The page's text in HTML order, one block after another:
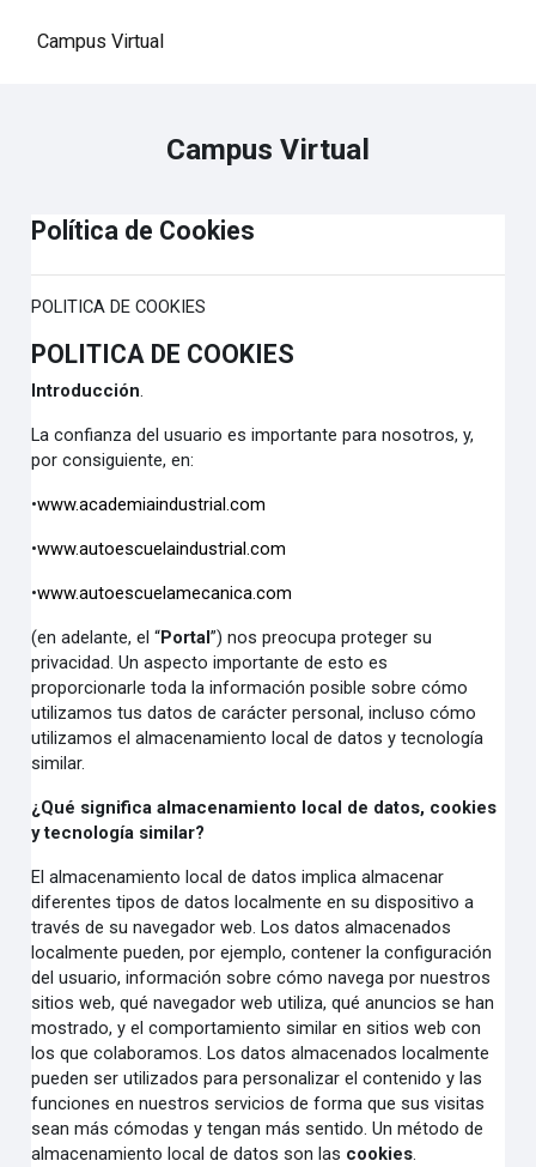
Campus Virtual
Campus Virtual
Política de Cookies
POLITICA DE COOKIES
POLITICA DE COOKIES
Introducción.
La confianza del usuario es importante para nosotros, y,
por consiguiente, en:
•www.academiaindustrial.com
•www.autoescuelaindustrial.com
•www.autoescuelamecanica.com
(en adelante, el “Portal”) nos preocupa proteger su
privacidad. Un aspecto importante de esto es
proporcionarle toda la información posible sobre cómo
utilizamos tus datos de carácter personal, incluso cómo
utilizamos el almacenamiento local de datos y tecnología
similar.
¿Qué significa almacenamiento local de datos, cookies
y tecnología similar?
El almacenamiento local de datos implica almacenar
diferentes tipos de datos localmente en su dispositivo a
través de su navegador web. Los datos almacenados
localmente pueden, por ejemplo, contener la configuración
del usuario, información sobre cómo navega por nuestros
sitios web, qué navegador web utiliza, qué anuncios se han
mostrado, y el comportamiento similar en sitios web con
los que colaboramos. Los datos almacenados localmente
pueden ser utilizados para personalizar el contenido y las
funciones en nuestros servicios de forma que sus visitas
sean más cómodas y tengan más sentido. Un método de
almacenamiento local de datos son las cookies.